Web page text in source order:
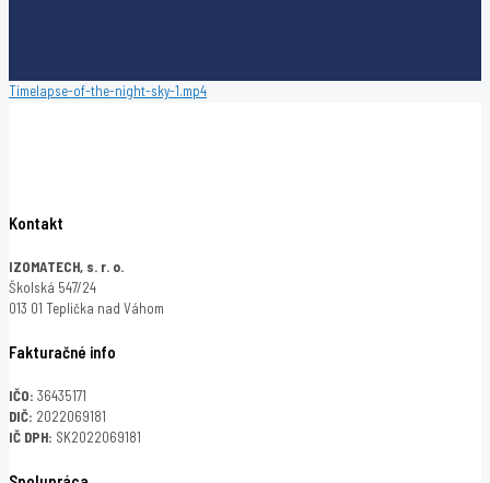
Timelapse-of-the-night-sky-1.mp4
Kontakt
IZOMATECH, s. r. o.
Školská 547/24
013 01 Teplička nad Váhom
Fakturačné info
IČO: 36435171
DIČ: 2022069181
IČ DPH: SK2022069181